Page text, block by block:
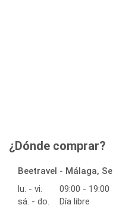
¿Dónde comprar?
Beetravel - Málaga,
lu. - vi.
09:00 - 19:00
sá. - do.
Día libre